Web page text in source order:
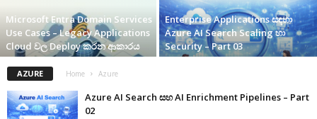
Microsoft Entra Domain Services
Use Cases – Legacy Applications
Cloud වල Deploy කරන ආකාරය
Enterprise Applications සඳහා
Azure AI Search Scaling හා
Security – Part 03
AZURE Home Azure
Azure AI Search සහ AI Enrichment Pipelines – Part
02